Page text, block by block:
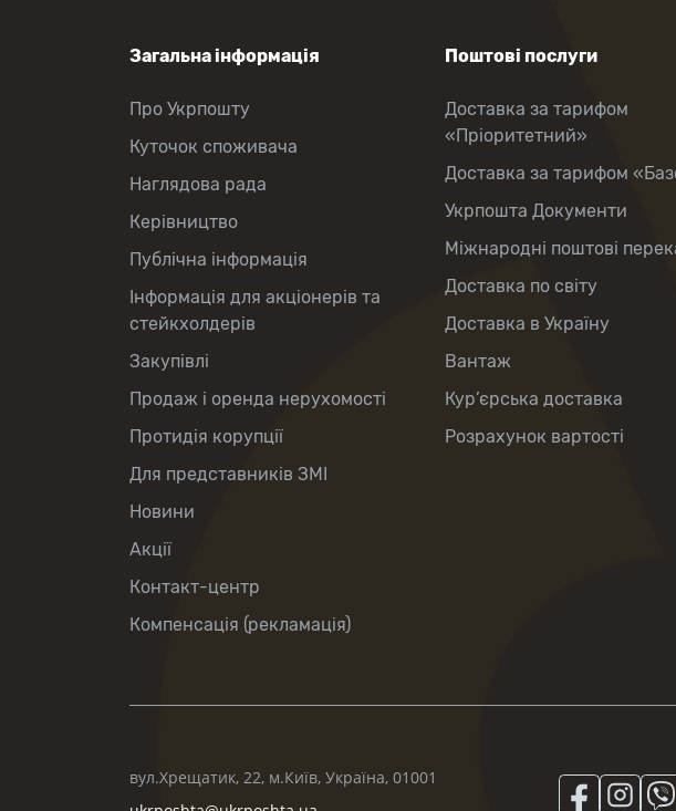
Загальна інформація
Про Укрпошту
Куточок споживача
Наглядова рада
Керівництво
Публічна інформація
Інформація для акціонерів та
стейкхолдерів
Закупівлі
Продаж і оренда нерухомості
Протидія корупції
Для представників ЗМІ
Новини
Акції
Контакт-центр
Компенсація (рекламація)
Поштові послуги
Доставка за тарифом
«Пріоритетний»
Доставка за тарифом
Укрпошта Документи
Міжнародні поштові
Доставка по світу
Доставка в Україну
Вантаж
Кур’єрська доставка
Розрахунок вартості
вул.Хрещатик, 22, м.Київ, Україна, 01001